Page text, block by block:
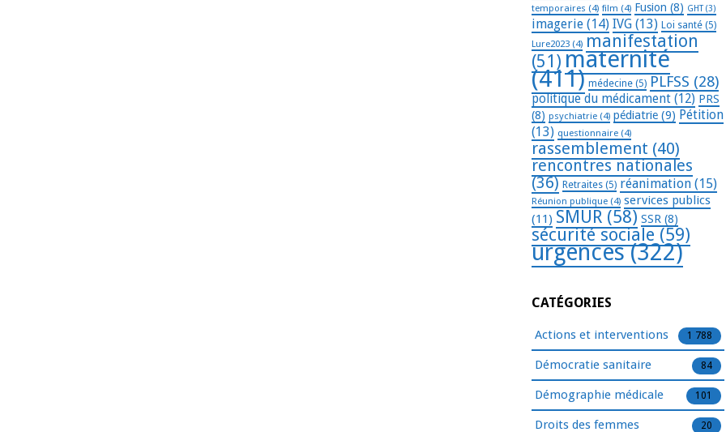
temporaires (4) film (4) Fusion (8) GHT(3)
imagerie (14) IVG (13) Loi santé (5)
Lure2023 (4) manifestation
(51) maternité
(411) médecine (5) PLFSS (28)
politique du médicament (12) PRS
(8) psychiatrie (4) pédiatrie (9) Pétition
(13) questionnaire (4)
rassemblement (40)
rencontres nationales
(36) Retraites (5) réanimation (15)
Réunion publique (4) services publics
(11) SMUR (58) SSR (8)
sécurité sociale (59)
urgences(322)
CATÉGORIES
Actions et interventions 1 788
Démocratie sanitaire 84
Démographie médicale 101
Droits des femmes 20